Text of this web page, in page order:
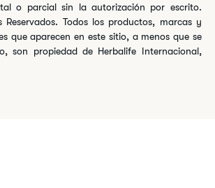
o parcial sin la autorización por escrito.
Reservados. Todos los productos, marcas y
que aparecen en este sitio, a menos que se
son propiedad de Herbalife Internacional,